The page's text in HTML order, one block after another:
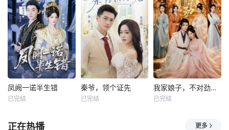
凤阙一诺半生错
已完结
秦爷，领个证先
已完结
我家娘子，不对劲第四季
已完结
正在热播 更多